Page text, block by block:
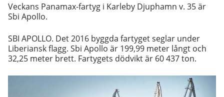
Veckans Panamax-fartyg i Karleby Djuphamn v. 35 är
Sbi Apollo.
SBI APOLLO. Det 2016 byggda fartyget seglar under
Liberiansk flagg. Sbi Apollo är 199,99 meter långt och
32,25 meter brett. Fartygets dödvikt är 60 437 ton.